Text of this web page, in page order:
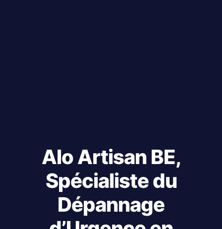
Alo Artisan BE,
Spécialiste du
Dépannage